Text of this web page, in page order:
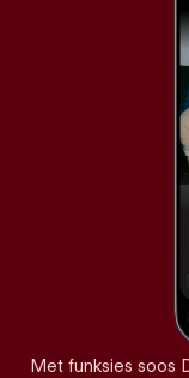
Met funksies soos